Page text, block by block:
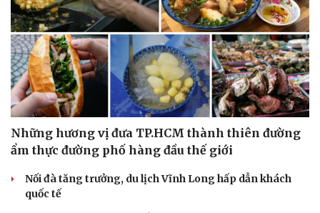
Những hương vị đưa TP.HCM thành thiên đường
ẩm thực đường phố hàng đầu thế giới
Nối đà tăng trưởng, du lịch Vĩnh Long hấp dẫn khách
quốc tế